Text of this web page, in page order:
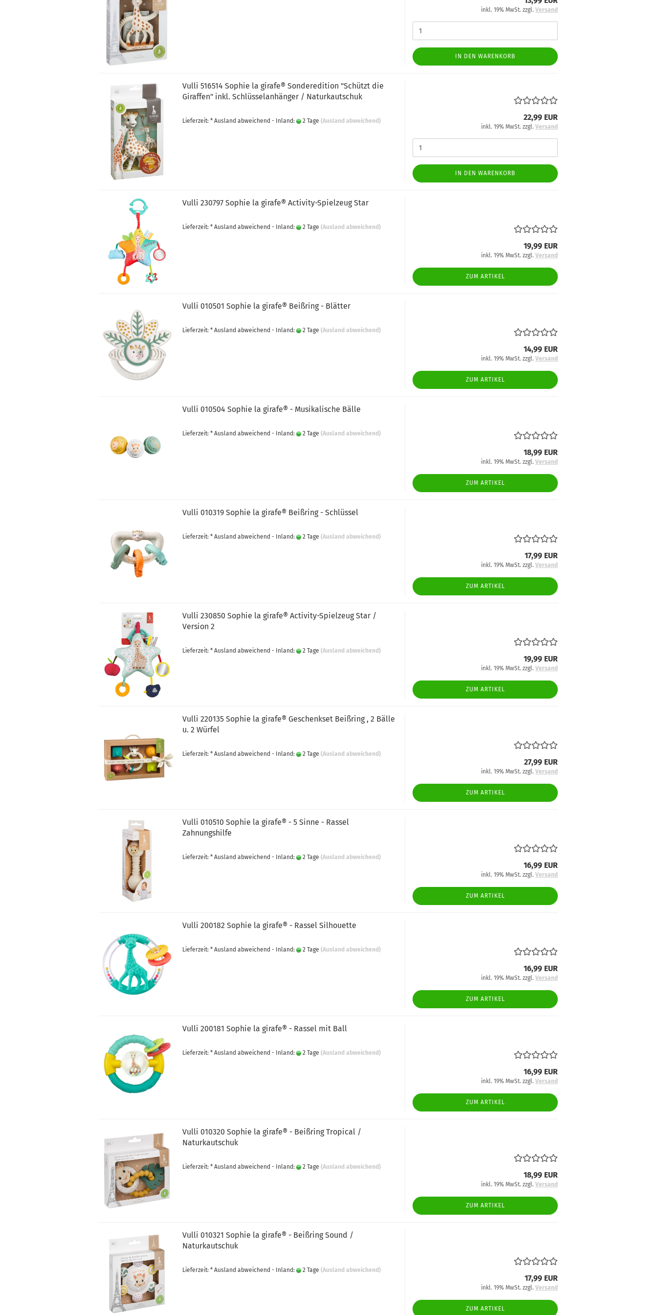
inkl. 19% MwSt. zzgl. Versand
IN DEN WARENKORB
Vulli 516514 Sophie la girafe® Sonderedition "Schützt die
Giraffen" inkl. Schlüsselanhänger / Naturkautschuk
Lieferzeit: * Ausland abweichend - Inland: 2 Tage (Ausland abweichend) 22,99 EUR
inkl. 19% MwSt. zzgl. Versand
IN DEN WARENKORB
Vulli 230797 Sophie la girafe® Activity-Spielzeug Star
Lieferzeit: * Ausland abweichend - Inland: 2 Tage (Ausland abweichend)
19,99 EUR
inkl. 19% MwSt. zzgl. Versand
ZUM ARTIKEL
Vulli 010501 Sophie la girafe® Beißring - Blätter
Lieferzeit: * Ausland abweichend - Inland: 2 Tage (Ausland abweichend)
14,99 EUR
inkl. 19% MwSt. zzgl. Versand
ZUM ARTIKEL
Vulli 010504 Sophie la girafe® - Musikalische Bälle
Lieferzeit: * Ausland abweichend - Inland: 2 Tage (Ausland abweichend)
18,99 EUR
inkl. 19% MwSt. zzgl. Versand
ZUM ARTIKEL
Vulli 010319 Sophie la girafe® Beißring - Schlüssel
Lieferzeit: * Ausland abweichend - Inland: 2 Tage (Ausland abweichend)
17,99 EUR
inkl. 19% MwSt. zzgl. Versand
ZUM ARTIKEL
Vulli 230850 Sophie la girafe® Activity-Spielzeug Star /
Version 2
Lieferzeit: * Ausland abweichend - Inland: 2 Tage (Ausland abweichend)
19,99 EUR
inkl. 19% MwSt. zzgl. Versand
ZUM ARTIKEL
Vulli 220135 Sophie la girafe® Geschenkset Beißring , 2 Bälle
u. 2 Würfel
Lieferzeit: * Ausland abweichend - Inland: 2 Tage (Ausland abweichend)
27,99 EUR
inkl. 19% MwSt. zzgl. Versand
ZUM ARTIKEL
Vulli 010510 Sophie la girafe® - 5 Sinne - Rassel
Zahnungshilfe
Lieferzeit: * Ausland abweichend - Inland: 2 Tage (Ausland abweichend)
16,99 EUR
inkl. 19% MwSt. zzgl. Versand
ZUM ARTIKEL
Vulli 200182 Sophie la girafe® - Rassel Silhouette
Lieferzeit: * Ausland abweichend - Inland: 2 Tage (Ausland abweichend)
16,99 EUR
inkl. 19% MwSt. zzgl. Versand
ZUM ARTIKEL
Vulli 200181 Sophie la girafe® - Rassel mit Ball
Lieferzeit: * Ausland abweichend - Inland: 2 Tage (Ausland abweichend)
16,99 EUR
inkl. 19% MwSt. zzgl. Versand
ZUM ARTIKEL
Vulli 010320 Sophie la girafe® - Beißring Tropical /
Naturkautschuk
Lieferzeit: * Ausland abweichend - Inland: 2 Tage (Ausland abweichend)
18,99 EUR
inkl. 19% MwSt. zzgl. Versand
ZUM ARTIKEL
Vulli 010321 Sophie la girafe® - Beißring Sound /
Naturkautschuk
Lieferzeit: * Ausland abweichend - Inland: 2 Tage (Ausland abweichend)
17,99 EUR
inkl. 19% MwSt. zzgl. Versand
ZUM ARTIKEL